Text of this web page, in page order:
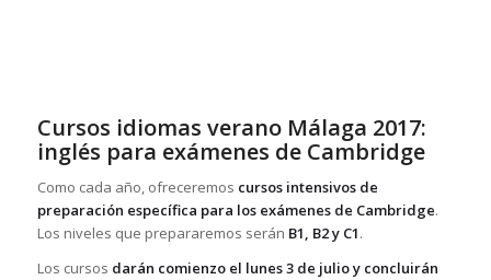
Cursos idiomas verano Málaga 2017:
inglés para exámenes de Cambridge
Como cada año, ofreceremos cursos intensivos de
preparación específica para los exámenes de Cambridge.
Los niveles que prepararemos serán B1, B2 y C1.
Los cursos darán comienzo el lunes 3 de julio y concluirán